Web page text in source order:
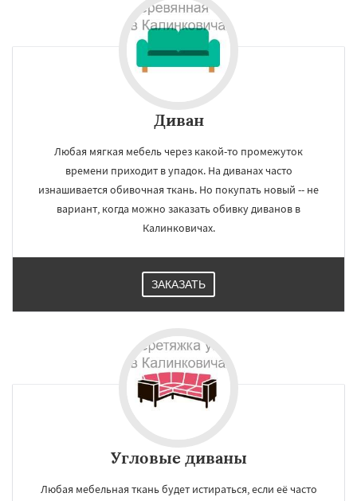
Диван
Любая мягкая мебель через какой-то промежуток
времени приходит в упадок. На диванах часто
изнашивается обивочная ткань. Но покупать новый -- не
вариант, когда можно заказать обивку диванов в
Калинковичах.
ЗАКАЗАТЬ
Угловые диваны
Любая мебельная ткань будет истираться, если её часто